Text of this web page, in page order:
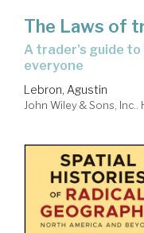
The Laws of
a trader's guide to better decision-making for
everyone
Lebron, Agustin
John Wiley & Sons, Inc..